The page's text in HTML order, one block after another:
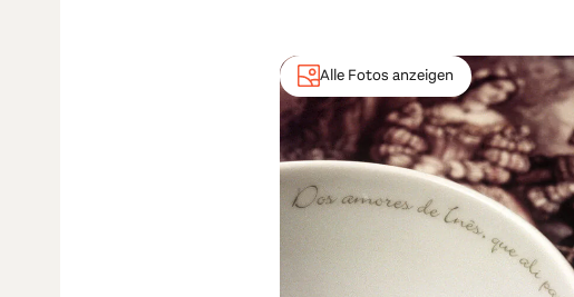
Alle Fotos anzeigen